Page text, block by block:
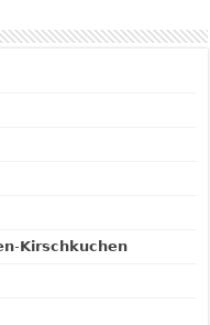
𝗞𝗶𝗿𝘀𝗰𝗵𝗸𝘂𝗰𝗵𝗲𝗻